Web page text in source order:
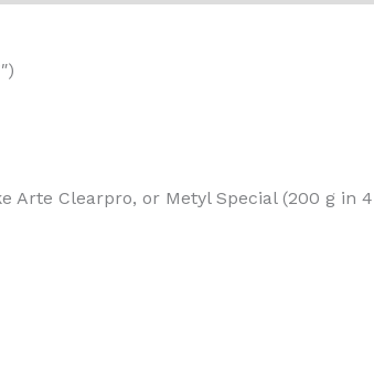
Arte Clearpro, or Metyl Special (200 g in